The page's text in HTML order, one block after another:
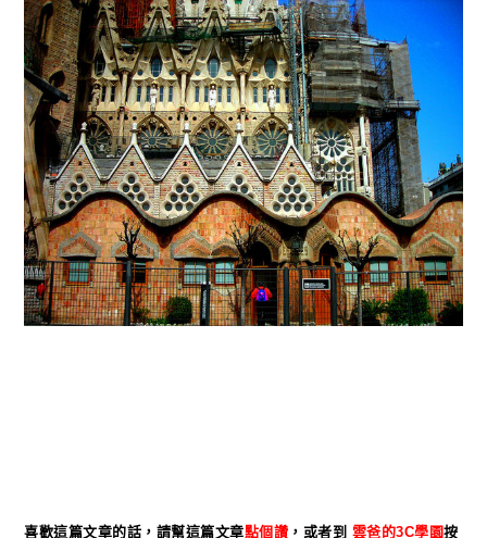
喜歡這篇文章的話，請幫這篇文章點個讚 ，或者到 雲爸的3C學園按